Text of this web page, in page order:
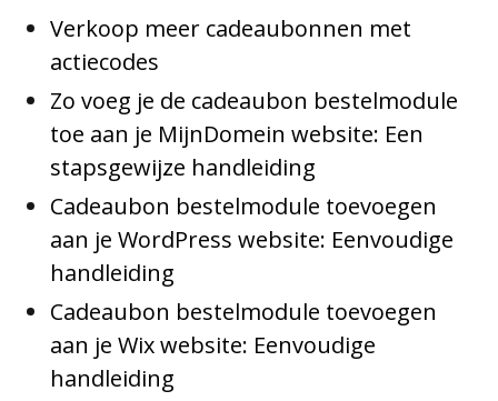
Verkoop meer cadeaubonnen met
actiecodes
Zo voeg je de cadeaubon bestelmodule
toe aan je MijnDomein website: Een
stapsgewijze handleiding
Cadeaubon bestelmodule toevoegen
aan je WordPress website: Eenvoudige
handleiding
Cadeaubon bestelmodule toevoegen
aan je Wix website: Eenvoudige
handleiding